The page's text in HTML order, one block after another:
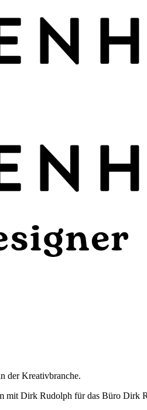
der Kreativbranche.
mit Dirk Rudolph für das Büro Dirk